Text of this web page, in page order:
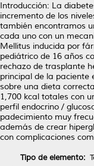
Introducción: La
incremento de los
también encontramos
cada uno con un
Mellitus inducida por
pediátrico de 16 años
rechazo de trasplante
principal de la paciente
sobre una dieta
1,700 kcal totales con
perfil endocrino /
padecimiento muy
además de crear
con complicaciones
Tipo de elemento: